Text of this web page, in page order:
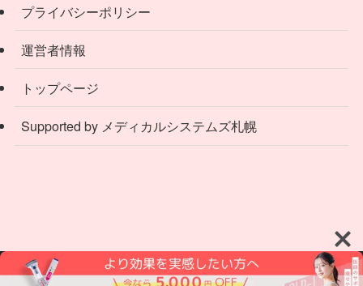
プライバシーポリシー
運営者情報
トップページ
Supported by メディカルシステムズ札幌
©2021 新さっぽろウィメンズ ヘルス&ビューティークリニック.